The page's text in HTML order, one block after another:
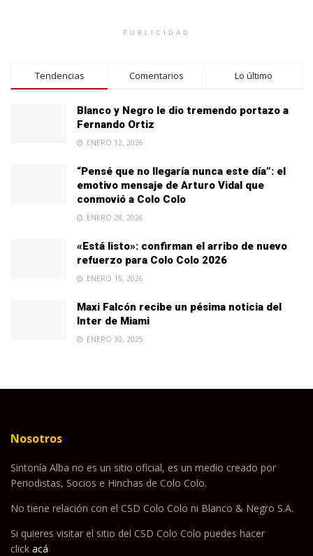
PUBLICIDAD
Tendencias Comentarios Lo último
Blanco y Negro le dio tremendo portazo a
Fernando Ortiz
ENERO 12, 2026
“Pensé que no llegaría nunca este día”: el
emotivo mensaje de Arturo Vidal que
conmovió a Colo Colo
ENERO 28, 2026
«Está listo»: confirman el arribo de nuevo
refuerzo para Colo Colo 2026
ENERO 15, 2026
Maxi Falcón recibe un pésima noticia del
Inter de Miami
ENERO 30, 2025
Nosotros
Sintonía Alba no es un sitio oficial, es un medio creado por
Periodistas, Socios e Hinchas de Colo Colo.
No tiene relación con el CSD Colo Colo ni Blanco & Negro S.A.
Si quieres visitar el sitio del CSD Colo Colo puedes hacer
click acá